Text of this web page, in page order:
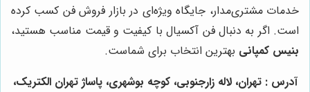
خدمات مشتری‌مدار، جایگاه ویژه‌ای در بازار فروش فن کسب کرده
است. اگر به دنبال فن آکسیال با کیفیت و قیمت مناسب هستید،
بنیس کمپانی بهترین انتخاب برای شماست.
آدرس : تهران، لاله زارجنوبی، کوچه بوشهری، پاساژ تهران الکتریک،